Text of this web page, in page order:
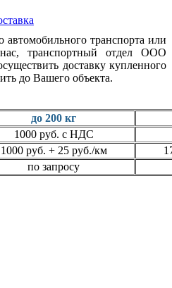
автомобильного транспорта или
транспортный отдел ООО
доставку купленного
до Вашего объекта.
до 200 кг
1000 руб. с НДС
1000 руб. + 25 руб./км
по запросу